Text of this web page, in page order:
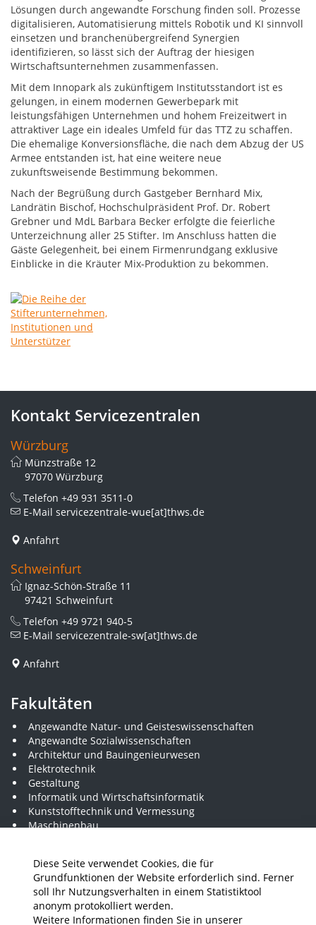
Diese Seite verwendet Cookies, die für
Grundfunktionen der Website erforderlich sind. Ferner
soll Ihr Nutzungsverhalten in einem Statistiktool
anonym protokolliert werden.
Weitere Informationen finden Sie in unserer
Lösungen durch angewandte Forschung finden soll. Prozesse
digitalisieren, Automatisierung mittels Robotik und KI sinnvoll
einsetzen und branchenübergreifend Synergien
identifizieren, so lässt sich der Auftrag der hiesigen
Wirtschaftsunternehmen zusammenfassen.
Mit dem Innopark als zukünftigem Institutsstandort ist es
gelungen, in einem modernen Gewerbepark mit
leistungsfähigen Unternehmen und hohem Freizeitwert in
attraktiver Lage ein ideales Umfeld für das TTZ zu schaffen.
Die ehemalige Konversionsfläche, die nach dem Abzug der US
Armee entstanden ist, hat eine weitere neue
zukunftsweisende Bestimmung bekommen.
Nach der Begrüßung durch Gastgeber Bernhard Mix,
Landrätin Bischof, Hochschulpräsident Prof. Dr. Robert
Grebner und MdL Barbara Becker erfolgte die feierliche
Unterzeichnung aller 25 Stifter. Im Anschluss hatten die
Gäste Gelegenheit, bei einem Firmenrundgang exklusive
Einblicke in die Kräuter Mix-Produktion zu bekommen.
Kontakt Servicezentralen
Würzburg
Münzstraße 12
97070 Würzburg
Telefon +49 931 3511-0
E-Mail servicezentrale-wue[at]thws.de
Anfahrt
Schweinfurt
Ignaz-Schön-Straße 11
97421 Schweinfurt
Telefon +49 9721 940-5
E-Mail servicezentrale-sw[at]thws.de
Anfahrt
Fakultäten
Angewandte Natur- und Geisteswissenschaften
Angewandte Sozialwissenschaften
Architektur und Bauingenieurwesen
Elektrotechnik
Gestaltung
Informatik und Wirtschaftsinformatik
Kunststofftechnik und Vermessung
Maschinenbau
Presse Stellenausschreibungen Intranet THWS Store